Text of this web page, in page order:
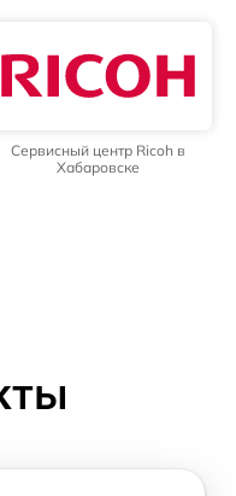
Сервисный центр Ricoh в
Хабаровске